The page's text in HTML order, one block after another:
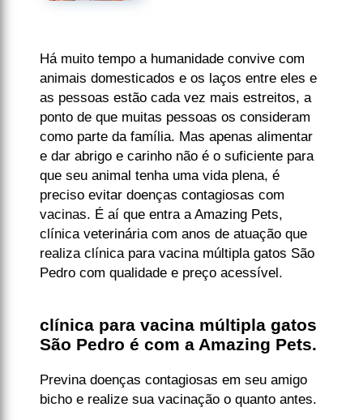
Há muito tempo a humanidade convive com
animais domesticados e os laços entre eles e
as pessoas estão cada vez mais estreitos, a
ponto de que muitas pessoas os consideram
como parte da família. Mas apenas alimentar
e dar abrigo e carinho não é o suficiente para
que seu animal tenha uma vida plena, é
preciso evitar doenças contagiosas com
vacinas. É aí que entra a Amazing Pets,
clínica veterinária com anos de atuação que
realiza clínica para vacina múltipla gatos São
Pedro com qualidade e preço acessível.
clínica para vacina múltipla gatos
São Pedro é com a Amazing Pets.
Previna doenças contagiosas em seu amigo
bicho e realize sua vacinação o quanto antes.